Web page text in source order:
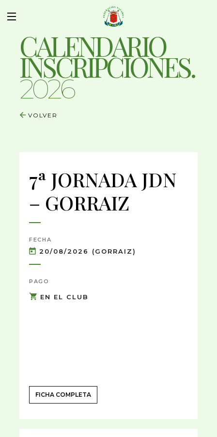
CALENDARIO
INSCRIPCIONES.
2026
VOLVER
7ª JORNADA JDN
– GORRAIZ
FECHA
20/08/2026 (GORRAIZ)
PAGO
EN EL CLUB
FICHA COMPLETA